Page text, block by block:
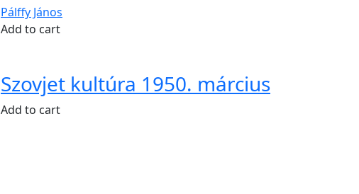
Pálffy János
Add to cart
Szovjet kultúra 1950. március
Add to cart